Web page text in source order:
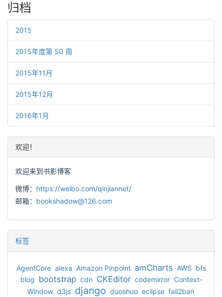
归档
2015
2015年度第 50 周
2015年11月
2015年12月
2016年1月
欢迎！
欢迎来到书影博客
微博： https://weibo.com/qinjiannet/
邮箱： bookshadow@126.com
标签
AgentCore alexa Amazon Pinpoint amCharts AWS bfs
blog bootstrap cdn CKEditor codemirror Context-
Window d3js django duoshuo eclipse fail2ban